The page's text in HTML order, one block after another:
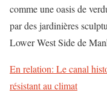
comme une oasis de
par des jardinières
Lower West Side de
En relation: Le canal
résistant au climat